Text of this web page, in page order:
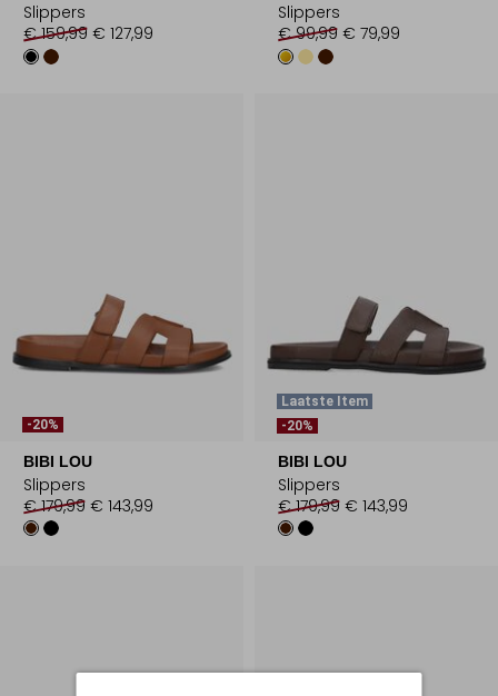
Slippers
€ 159,99 € 127,99
Slippers
€ 99,99 € 79,99
-20%
BIBI LOU
Slippers
€ 179,99 € 143,99
Laatste Item
-20%
BIBI LOU
Slippers
€ 179,99 € 143,99